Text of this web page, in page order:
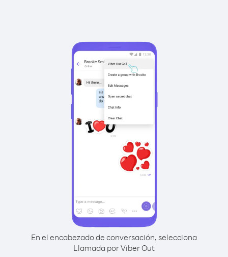
En el encabezado de conversación, selecciona
Llamada por Viber Out